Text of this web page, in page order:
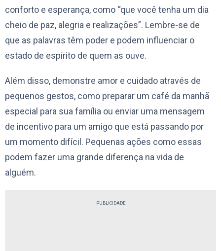
conforto e esperança, como “que você tenha um dia
cheio de paz, alegria e realizações”. Lembre-se de
que as palavras têm poder e podem influenciar o
estado de espírito de quem as ouve.
Além disso, demonstre amor e cuidado através de
pequenos gestos, como preparar um café da manhã
especial para sua família ou enviar uma mensagem
de incentivo para um amigo que está passando por
um momento difícil. Pequenas ações como essas
podem fazer uma grande diferença na vida de
alguém.
PUBLICIDADE